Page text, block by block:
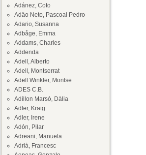
Adánez, Coto
Adâo Neto, Pascoal Pedro
Adario, Susanna
Adbåge, Emma
Addams, Charles
Addenda
Adell, Alberto
Adell, Montserrat
Adell Winkler, Montse
ADES C.B.
Adillon Marsó, Dàlia
Adler, Kraig
Adler, Irene
Adón, Pilar
Adreani, Manuela
Adrià, Francesc